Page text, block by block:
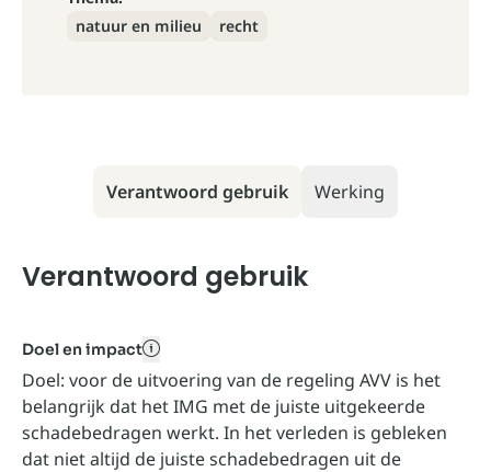
natuur en milieu
recht
Verantwoord gebruik Werking
Verantwoord gebruik
Doel en impact
toegankelijk naam kan hier
Doel: voor de uitvoering van de regeling AVV is het
belangrijk dat het IMG met de juiste uitgekeerde
schadebedragen werkt. In het verleden is gebleken
dat niet altijd de juiste schadebedragen uit de